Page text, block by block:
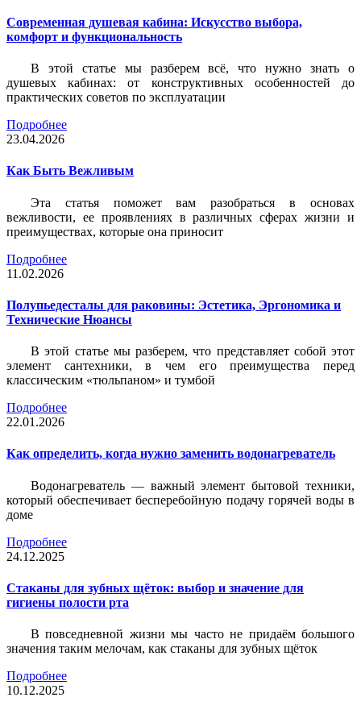
Современная душевая кабина: Искусство выбора,
комфорт и функциональность
В этой статье мы разберем всё, что нужно знать о
душевых кабинах: от конструктивных особенностей до
практических советов по эксплуатации
Подробнее
23.04.2026
Как Быть Вежливым
Эта статья поможет вам разобраться в основах
вежливости, ее проявлениях в различных сферах жизни и
преимуществах, которые она приносит
Подробнее
11.02.2026
Полупьедесталы для раковины: Эстетика, Эргономика и
Технические Нюансы
В этой статье мы разберем, что представляет собой этот
элемент сантехники, в чем его преимущества перед
классическим «тюльпаном» и тумбой
Подробнее
22.01.2026
Как определить, когда нужно заменить водонагреватель
Водонагреватель — важный элемент бытовой техники,
который обеспечивает бесперебойную подачу горячей воды в
доме
Подробнее
24.12.2025
Стаканы для зубных щёток: выбор и значение для
гигиены полости рта
В повседневной жизни мы часто не придаём большого
значения таким мелочам, как стаканы для зубных щёток
Подробнее
10.12.2025